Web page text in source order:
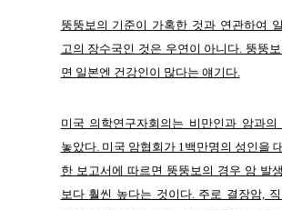
뚱뚱보의 기준이 가혹한 것과 연관하여
고의 장수국인 것은 우연이 아니다. 뚱뚱
면 일본엔 건강인이 많다는 얘기다.
미국 의학연구자회의는 비만인과 암과의
놓았다. 미국 암협회가 1백만명의 성인을
한 보고서에 따르면 뚱뚱보의 경우 암 발
보다 훨씬 높다는 것이다. 주로 결장암,